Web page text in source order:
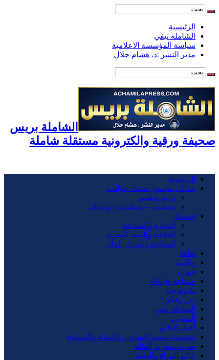
الرئيسية
الشاملة تيفي
سياسة المؤسسة الاعلامية
مدير النشر :ذ. هشام حلال
الشاملة بريس
صحيفة ورقية والكترونية مستقلة شاملة
الرئيسية
عدالة- مجتمع- صحة- حوادت
تربية وتعليم
جمعيات – منظمات- ونقابات
اقتصاد
التجارة والصناعة
الفلاحة والصيد البحري
السياحة وأسواق المال
ثقافة
رياضة
جهات
صحافة وإعلام
تكنولوجيا
دين وفكر
الشاملة تيفي
المغرب
أخبار العالم
مؤسسة محمد السادس للسلام والتسامح
صوت مغاربة العالم
عالم المرأة والطفل